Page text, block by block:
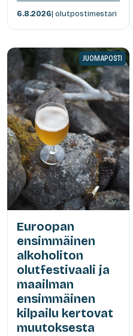
6.8.2026| olutpostimestari
JUOMAPOSTI
Euroopan
ensimmäinen
alkoholiton
olutfestivaali ja
maailman
ensimmäinen
kilpailu kertovat
muutoksesta